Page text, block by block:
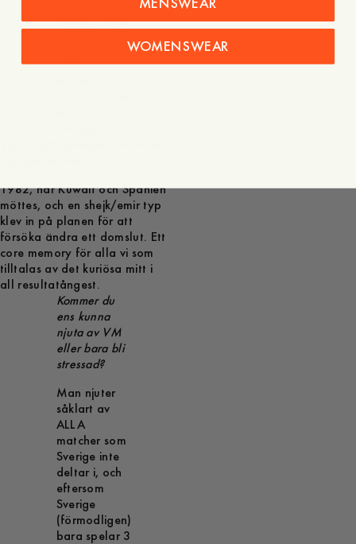
Vem blir VM:s
1982, när Kuwait och Spanien
möttes, och en shejk/emir typ
klev in på planen för att
försöka ändra ett domslut. Ett
core memory för alla vi som
tilltalas av det kuriösa mitt i
all resultatångest.
Kommer du
ens kunna
njuta av VM
eller bara bli
stressad?
Man njuter
såklart av
ALLA
matcher som
Sverige inte
deltar i, och
eftersom
Sverige
(förmodligen)
bara spelar 3
WOMENSWEAR